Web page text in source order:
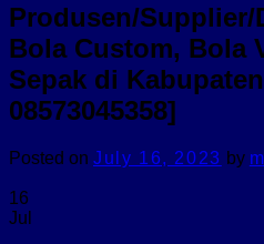
Produsen/
Bola Custom, Bola
Sepak di
08573045358]
Posted on July 16, 2023 by
16
Jul